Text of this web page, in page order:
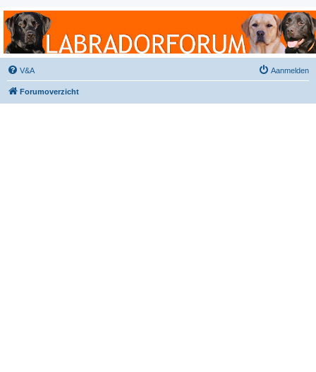
Labradorforum
Het gezelligste Labradorforum van Nederland en België!
V&A Aanmelden
Forumoverzicht